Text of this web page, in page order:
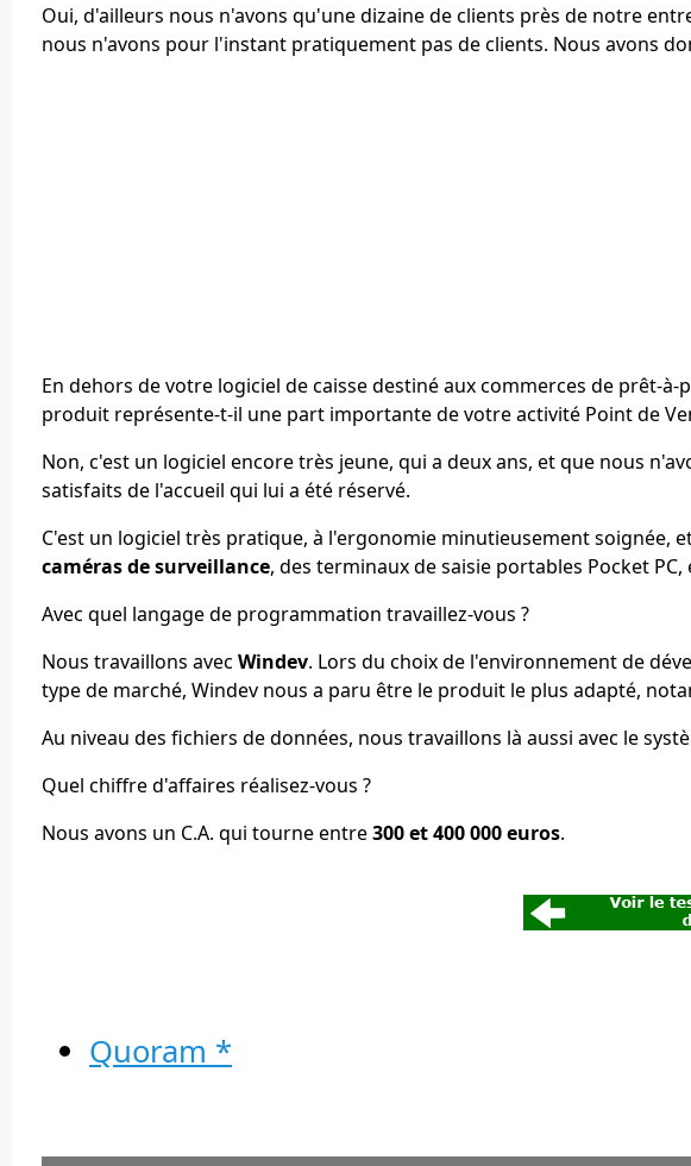
Oui, d'ailleurs nous n'avons qu'une dizaine de clients près de notre
nous n'avons pour l'instant pratiquement pas de clients. Nous avons
En dehors de votre logiciel de caisse destiné aux commerces de prêt-
produit représente-t-il une part importante de votre activité Point de
Non, c'est un logiciel encore très jeune, qui a deux ans, et que nous
satisfaits de l'accueil qui lui a été réservé.
C'est un logiciel très pratique, à l'ergonomie minutieusement soignée,
caméras de surveillance, des terminaux de saisie portables Pocket PC,
Avec quel langage de programmation travaillez-vous ?
Nous travaillons avec Windev. Lors du choix de l'environnement de
type de marché, Windev nous a paru être le produit le plus adapté,
Au niveau des fichiers de données, nous travaillons là aussi avec le
Quel chiffre d'affaires réalisez-vous ?
Nous avons un C.A. qui tourne entre300 et 400 000 euros.
Quoram *